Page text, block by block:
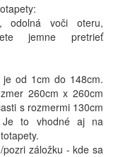
odolná voči oteru,
jemne pretrieť
od 1cm do 148cm.
260cm x 260cm
s rozmermi 130cm
to vhodné aj na
záložku - kde sa